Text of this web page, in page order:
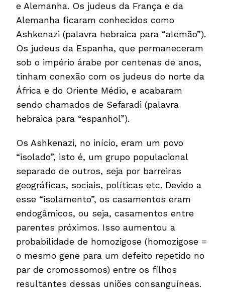
e Alemanha. Os judeus da França e da
Alemanha ficaram conhecidos como
Ashkenazi (palavra hebraica para “alemão”).
Os judeus da Espanha, que permaneceram
sob o império árabe por centenas de anos,
tinham conexão com os judeus do norte da
África e do Oriente Médio, e acabaram
sendo chamados de Sefaradi (palavra
hebraica para “espanhol”).
Os Ashkenazi, no início, eram um povo
“isolado”, isto é, um grupo populacional
separado de outros, seja por barreiras
geográficas, sociais, políticas etc. Devido a
esse “isolamento”, os casamentos eram
endogâmicos, ou seja, casamentos entre
parentes próximos. Isso aumentou a
probabilidade de homozigose (homozigose =
o mesmo gene para um defeito repetido no
par de cromossomos) entre os filhos
resultantes dessas uniões consanguíneas.